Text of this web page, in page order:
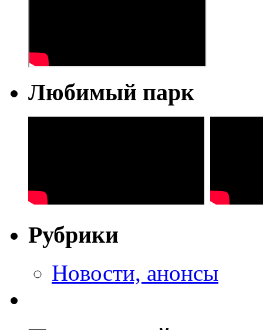
Любимый парк
Рубрики
Новости, анонсы